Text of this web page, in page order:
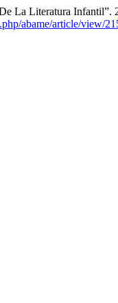
La Literatura Infantil”.
abame/article/view/